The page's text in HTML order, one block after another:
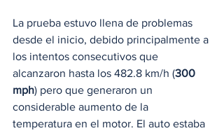
La prueba estuvo llena de problemas
desde el inicio, debido principalmente a
los intentos consecutivos que
alcanzaron hasta los 482.8 km/h (300
mph) pero que generaron un
considerable aumento de la
temperatura en el motor. El auto estaba